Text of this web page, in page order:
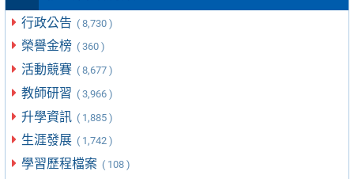
行政公告 ( 8,730 )
榮譽金榜 ( 360 )
活動競賽 ( 8,677 )
教師研習 ( 3,966 )
升學資訊 ( 1,885 )
生涯發展 ( 1,742 )
學習歷程檔案 ( 108 )